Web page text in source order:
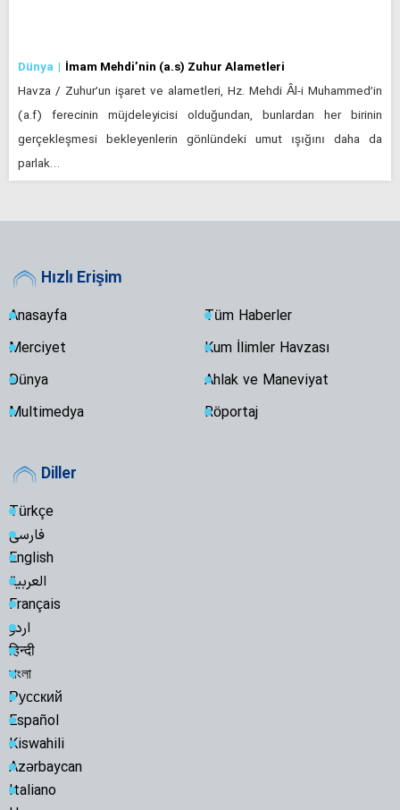
Dünya İmam Mehdi’nin (a.s) Zuhur Alametleri
Havza / Zuhur’un işaret ve alametleri, Hz. Mehdi Âl-i Muhammed’in
(a.f) ferecinin müjdeleyicisi olduğundan, bunlardan her birinin
gerçekleşmesi bekleyenlerin gönlündeki umut ışığını daha da
parlak…
Hızlı Erişim
Anasayfa
Tüm Haberler
Merciyet
Kum İlimler Havzası
Dünya
Ahlak ve Maneviyat
Multimedya
Röportaj
Diller
Türkçe
فارسی
English
العربية
Français
اردو
हिन्दी
বাংলা
Русский
Español
Kiswahili
Azərbaycan
Italiano